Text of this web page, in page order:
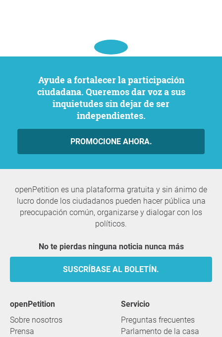
Ayude a fortalecer la participación
ciudadana. Queremos dar voz a sus
inquietudes sin dejar de ser
independientes.
PROMOCIONE AHORA.
openPetition es una plataforma gratuita y sin ánimo de
lucro donde los ciudadanos pueden hacer pública una
preocupación común, organizarse y dialogar con los
políticos.
No te pierdas ninguna noticia nunca más
SUSCRÍBASE AL BOLETÍN.
openPetition
Sobre nosotros
Prensa
servicio
Preguntas frecuentes
Parlamento de la casa